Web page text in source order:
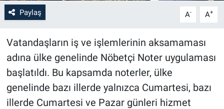
Paylaş A- A+
Vatandaşların iş ve işlemlerinin aksamaması
adına ülke genelinde Nöbetçi Noter uygulaması
başlatıldı. Bu kapsamda noterler, ülke
genelinde bazı illerde yalnızca Cumartesi, bazı
illerde Cumartesi ve Pazar günleri hizmet